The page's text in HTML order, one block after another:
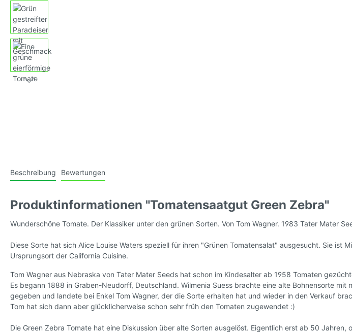
Tomatensamen, blau (Antho-
Tomaten)
Tomatensamen, violett/purple
Sorten, Ostalgie
Tomatensamen, kleinwüchsig
Beschreibung Bewertungen
Produktinformationen "Tomatensaatgut Green Zebra"
Wunderschöne Tomate. Der Klassiker unter den grünen Sorten. Von Tom Wagner. 1983 Tater Mater
Diese Sorte hat sich Alice Louise Waters speziell für ihren "Grünen Tomatensalat" ausgesucht. Sie
Ursprungsort der California Cuisine.
Tom Wagner aus Nebraska von Tater Mater Seeds hat schon im Kindesalter ab 1958 Tomaten
Es begann 1888 in Graben-Neudorff, Deutschland. Wilmenia Suess brachte eine alte Bohnensorte
gegeben und landete bei Enkel Tom Wagner, der die Sorte erhalten hat und wieder in den Verkauf
Tom hat sich dann aber glücklicherweise schon sehr früh den Tomaten zugewendet :)
Die Green Zebra Tomate hat eine Diskussion über alte Sorten ausgelöst. Eigentlich erst ab 50